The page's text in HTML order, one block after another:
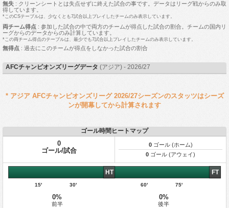
無失 : クリーンシートとは失点せずに終えた試合の事です。データはリーグ戦からのみ取
得しています。
*このCSテーブルは、少なくとも7試合以上プレイしたチームのみ表示しています。
両チーム得点 : 参加した試合の中で両方のチームが得点した試合の割合。チームの国内リ
ーグからのデータからのみ計算しています。
*この両チーム得点のテーブルは、最少でも7試合以上プレイしたチームのみ表示しています。
無得点 : 過去にこのチームが得点をしなかった試合の割合
AFCチャンピオンズリーグデータ (アジア) - 2026/27
* アジア AFCチャンピオンズリーグ 2026/27シーズンのスタッツはシーズ
ンが開幕してから計算されます
ゴール時間ヒートマップ
0
ゴール/試合
0ゴール (ホーム)
0 ゴール (アウェイ)
15' 30'
HT
60' 75'
FT
0%
前半
0%
後半